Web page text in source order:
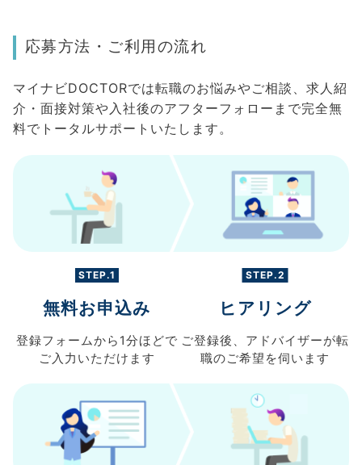
応募方法・ご利用の流れ
マイナビDOCTORでは転職のお悩みやご相談、求人紹
介・面接対策や入社後のアフターフォローまで完全無
料でトータルサポートいたします。
STEP.1
無料お申込み
登録フォームから 1分ほどで
ご入力 いただけます
STEP.2
ヒアリング
ご登録後、 アドバイザーが転
職のご希望を伺います